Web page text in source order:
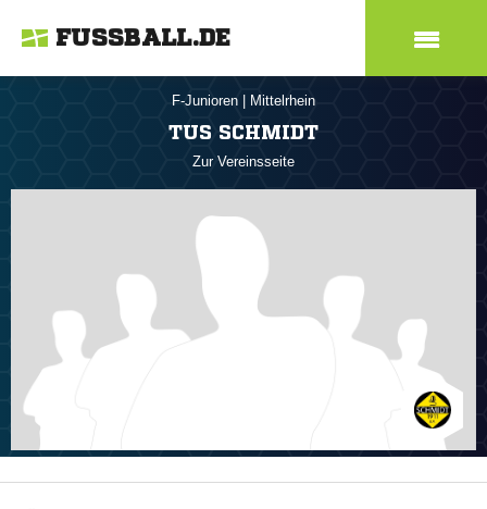
FUSSBALL.DE
F-Junioren Mittelrhein
TUS SCHMIDT
Zur Vereinsseite